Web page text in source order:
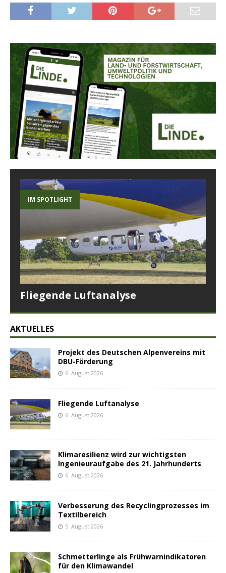
IM SPOTLIGHT
Fliegende Luftanalyse
AKTUELLES
Projekt des Deutschen Alpenvereins mit
DBU-Förderung
6. August 2026
Fliegende Luftanalyse
6. August 2026
Klimaresilienz wird zur wichtigsten
Ingenieuraufgabe des 21. Jahrhunderts
6. August 2026
Verbesserung des Recyclingprozesses im
Textilbereich
5. August 2026
Schmetterlinge als Frühwarnindikatoren
für den Klimawandel